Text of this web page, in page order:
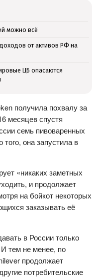
можно всё
от активов РФ на
ЦБ опасаются
получила похвалу за
месяцев спустя
семь пивоваренных
она запустила в
«никаких заметных
и продолжает
на бойкот некоторых
заказывать её
в России только
тем не менее, по
продолжает
потребительские